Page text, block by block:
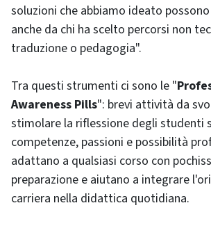
soluzioni che abbiamo ideato
anche da chi ha scelto percorsi non
traduzione o pedagogia".
Tra questi strumenti ci sono le "
Awareness Pills": brevi attività da
stimolare la riflessione degli studenti
competenze, passioni e possibilità
adattano a qualsiasi corso con
preparazione e aiutano a integrare
carriera nella didattica quotidiana.